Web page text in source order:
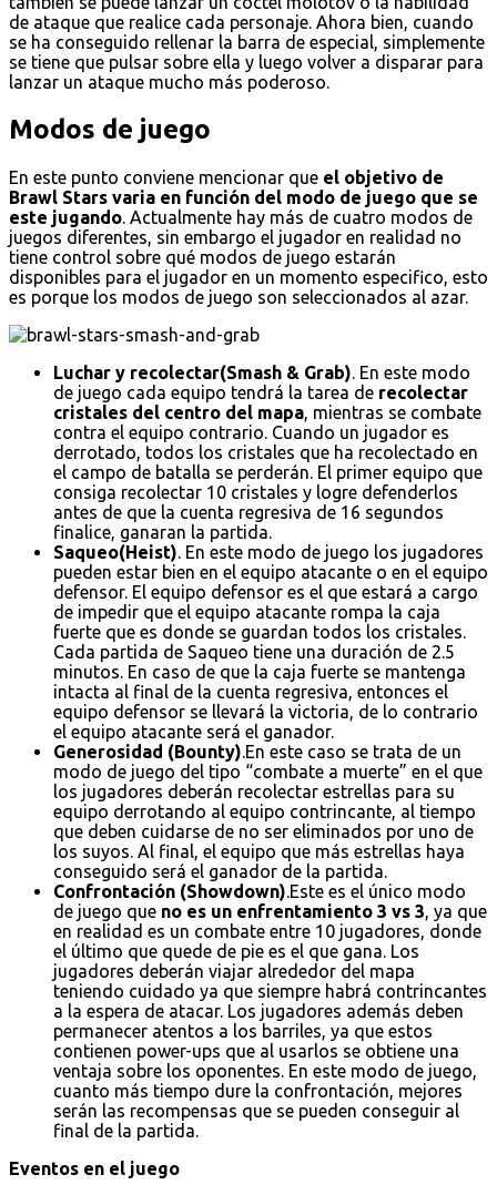
de ataque que realice cada personaje. Ahora bien, cuando
se ha conseguido rellenar la barra de especial, simplemente
se tiene que pulsar sobre ella y luego volver a disparar para
lanzar un ataque mucho más poderoso.
Modos de juego
En este punto conviene mencionar que el objetivo de
Brawl Stars varia en función del modo de juego que se
este jugando. Actualmente hay más de cuatro modos de
juegos diferentes, sin embargo el jugador en realidad no
tiene control sobre qué modos de juego estarán
disponibles para el jugador en un momento especifico, esto
es porque los modos de juego son seleccionados al azar.
Luchar y recolectar(Smash & Grab). En este modo
de juego cada equipo tendrá la tarea de recolectar
cristales del centro del mapa, mientras se combate
contra el equipo contrario. Cuando un jugador es
derrotado, todos los cristales que ha recolectado en
el campo de batalla se perderán. El primer equipo que
consiga recolectar 10 cristales y logre defenderlos
antes de que la cuenta regresiva de 16 segundos
finalice, ganaran la partida.
Saqueo(Heist). En este modo de juego los jugadores
pueden estar bien en el equipo atacante o en el equipo
defensor. El equipo defensor es el que estará a cargo
de impedir que el equipo atacante rompa la caja
fuerte que es donde se guardan todos los cristales.
Cada partida de Saqueo tiene una duración de 2.5
minutos. En caso de que la caja fuerte se mantenga
intacta al final de la cuenta regresiva, entonces el
equipo defensor se llevará la victoria, de lo contrario
el equipo atacante será el ganador.
Generosidad (Bounty).En este caso se trata de un
modo de juego del tipo “combate a muerte” en el que
los jugadores deberán recolectar estrellas para su
equipo derrotando al equipo contrincante, al tiempo
que deben cuidarse de no ser eliminados por uno de
los suyos. Al final, el equipo que más estrellas haya
conseguido será el ganador de la partida.
Confrontación (Showdown).Este es el único modo
de juego que no es un enfrentamiento 3 vs 3, ya que
en realidad es un combate entre 10 jugadores, donde
el último que quede de pie es el que gana. Los
jugadores deberán viajar alrededor del mapa
teniendo cuidado ya que siempre habrá contrincantes
a la espera de atacar. Los jugadores además deben
permanecer atentos a los barriles, ya que estos
contienen power-ups que al usarlos se obtiene una
ventaja sobre los oponentes. En este modo de juego,
cuanto más tiempo dure la confrontación, mejores
serán las recompensas que se pueden conseguir al
final de la partida.
Eventos en el juego